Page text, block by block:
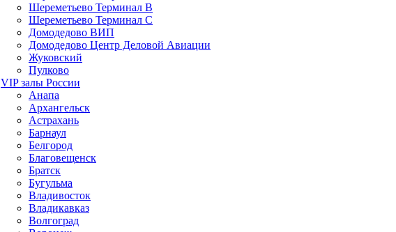
Шереметьево Терминал B
Шереметьево Терминал C
Домодедово ВИП
Домодедово Центр Деловой Авиации
Жуковский
Пулково
VIP залы России
Анапа
Архангельск
Астрахань
Барнаул
Белгород
Благовещенск
Братск
Бугульма
Владивосток
Владикавказ
Волгоград